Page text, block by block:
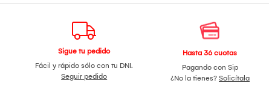
Sigue tu pedido
Fácil y rápido sólo con tu DNI.
Seguir pedido
Hasta 36 cuotas
Pagando con Sip
¿No la tienes? Solicítala